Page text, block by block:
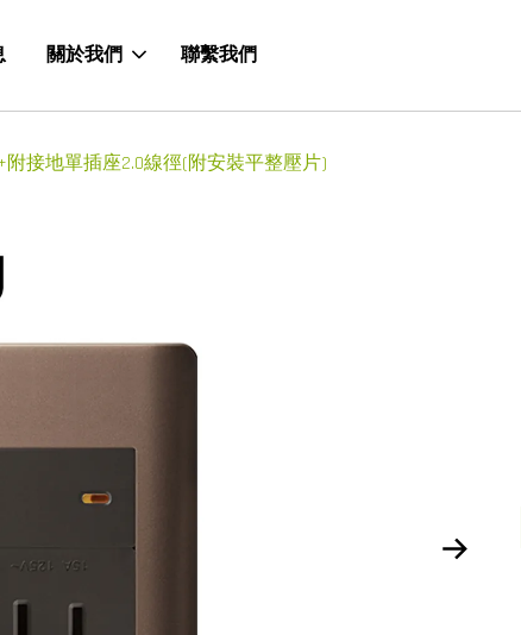
關於我們 聯繫我們
附接地單插座2.0線徑(附安裝平整壓片)